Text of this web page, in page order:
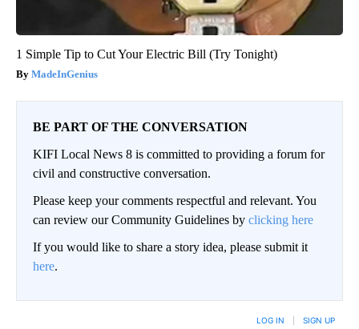
1 Simple Tip to Cut Your Electric Bill (Try Tonight)
MadeInGenius
BE PART OF THE CONVERSATION
KIFI Local News 8 is committed to providing a forum for
civil and constructive conversation.
Please keep your comments respectful and relevant. You
can review our Community Guidelines by clicking here
If you would like to share a story idea, please submit it
here.
LOG IN SIGN UP